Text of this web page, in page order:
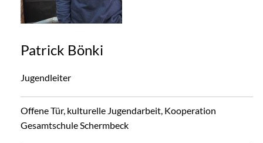
Patrick Bönki
Jugendleiter
Offene Tür, kulturelle Jugendarbeit, Kooperation
Gesamtschule Schermbeck